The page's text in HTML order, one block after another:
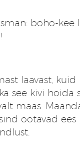
boho-kee
laavast,
see kivi hoida
maas.
ootavad